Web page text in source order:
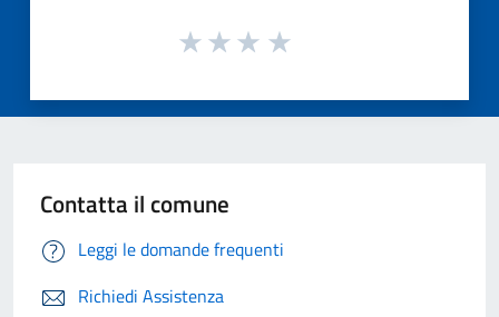
Contatta il comune
Leggi le domande frequenti
Richiedi Assistenza